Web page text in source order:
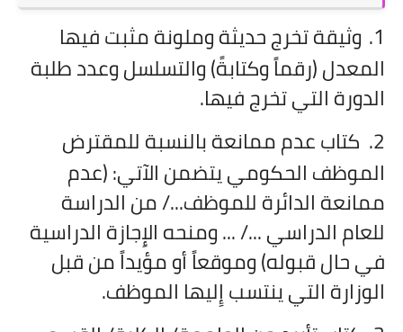
1. وثيقة تخرج حديثة وملونة مثبت فيها
المعدل (رقماً وكتابةً) والتسلسل وعدد طلبة
الدورة التي تخرج فيها.
2. كتاب عدم ممانعة بالنسبة للمقترض
الموظف الحكومي يتضمن الآتي: (عدم
ممانعة الدائرة للموظف.../من الدراسة
للعام الدراسي .../ ... ومنحه الإِجازة الدراسية
في حال قبوله) وموقعاً أو مؤيداً من قبل
الوزارة التي ينتسب إِليها الموظف.